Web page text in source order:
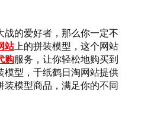
战的爱好者，那么你一定不
站上的拼装模型，这个网站
购服务，让你轻松地购买到
模型，千纸鹤日淘网站提供
装模型商品，满足你的不同